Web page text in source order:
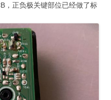
，正负极关键部位已经做了标